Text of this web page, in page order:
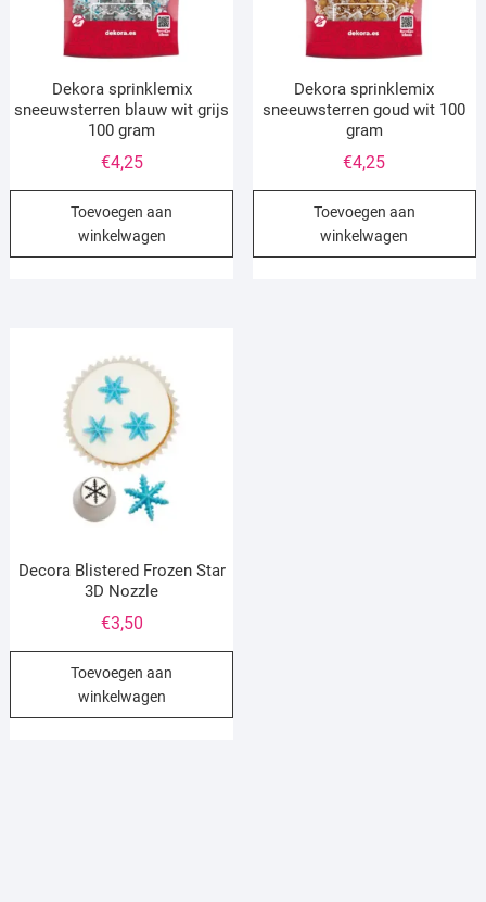
Dekora sprinklemix
sneeuwsterren blauw wit grijs
100 gram
€4,25
Toevoegen aan
winkelwagen
Dekora sprinklemix
sneeuwsterren goud wit 100
gram
€4,25
Toevoegen aan
winkelwagen
Decora Blistered Frozen Star
3D Nozzle
€3,50
Toevoegen aan
winkelwagen